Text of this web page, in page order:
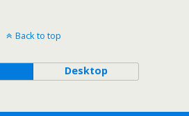
Back to top
Desktop